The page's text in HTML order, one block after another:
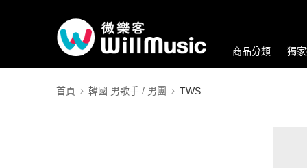
商品分類 獨
首頁 韓國 男歌手 / 男團 TWS